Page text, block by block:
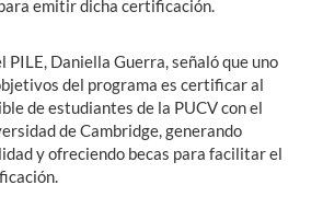
emitir dicha certificación.
PILE, Daniella Guerra, señaló que uno
del programa es certificar al
de estudiantes de la PUCV con el
de Cambridge, generando
y ofreciendo becas para facilitar el